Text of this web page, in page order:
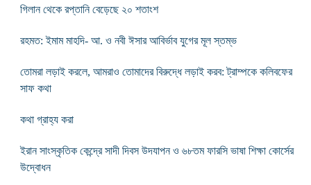
গিলান থেকে রপ্তানি বেড়েছে ২০ শতাংশ
রহমত: ইমাম মাহদি- আ. ও নবী ঈসার আবির্ভাব যুগের মূল স্তম্ভ
তোমরা লড়াই করলে, আমরাও তোমাদের বিরুদ্ধে লড়াই করব: ট্রাম্পকে কলিবফের
সাফ কথা
কথা গ্রাহ্য করা
ইরান সাংস্কৃতিক কেন্দ্রে সাদী দিবস উদযাপন ও ৬৮তম ফারসি ভাষা শিক্ষা কোর্সের
উদ্বোধন